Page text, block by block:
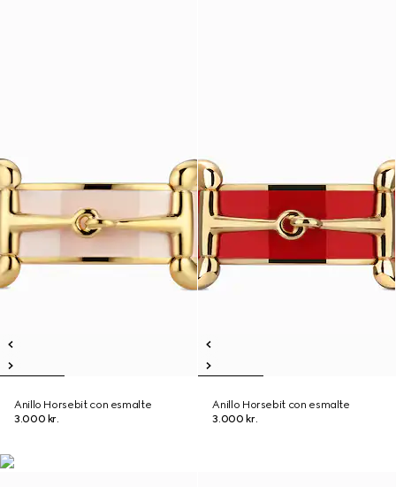
Anillo Horsebit con esmalte
3.000 kr.
Anillo Horsebit con esmalte
3.000 kr.